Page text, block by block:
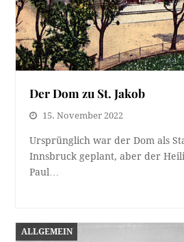
Der Dom zu St. Jakob
15. November 2022
Ursprünglich war der Dom als
Innsbruck geplant, aber der
Paul…
ALLGEMEIN